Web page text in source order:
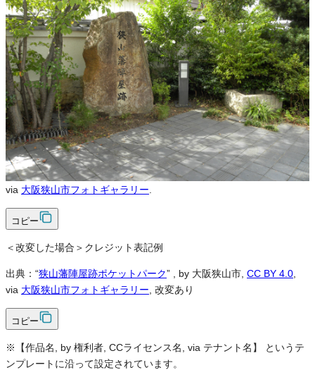
営利利用
可
改変
可
クレジット表記
必須
クレジット表記例
出典：“狭山藩陣屋跡ポケットパーク”, by 大阪狭山市, CC BY 4.0,
via 大阪狭山市フォトギャラリー
コピー
＜改変した場合＞クレジット表記例
出典：“狭山藩陣屋跡ポケットパーク” , by 大阪狭山市, CC BY 4.0
via 大阪狭山市フォトギャラリー , 改変あり
コピー
※【作品名, by 権利者, CCライセンス名, via テナント名】 というテ
ンプレートに沿って設定されています。